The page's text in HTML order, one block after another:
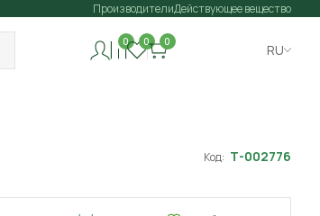
ПроизводителиДействующее вещество
0 0 0
RU
Код: Т-002776